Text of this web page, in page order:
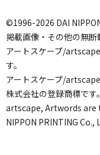
©1996-2026 DAI
掲載画像・その他の無断
アートスケープ/
す。
アートスケープ/
株式会社の登録商標です。
artscape, Artwords
NIPPON PRINTING Co.,